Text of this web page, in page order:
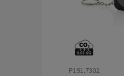
P191.7302